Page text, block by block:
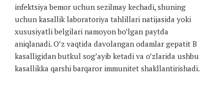
infektsiya bemor uchun sezilmay kechadi, shuning
uchun kasallik laboratoriya tahlillari natijasida yoki
xususiyatli belgilari namoyon bo’lgan paytda
aniqlanadi. O’z vaqtida davolangan odamlar gepatit B
kasalligidan butkul sog’ayib ketadi va o’zlarida ushbu
kasallikka qarshi barqaror immunitet shakllantirishadi.